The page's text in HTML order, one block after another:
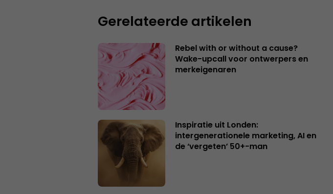
Gerelateerde artikelen
Rebel with or without a cause?
Wake-upcall voor ontwerpers en
merkeigenaren
Inspiratie uit Londen:
intergenerationele marketing, AI en
de ‘vergeten’ 50+-man